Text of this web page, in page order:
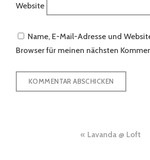
Website
Name, E-Mail-Adresse und
Browser für meinen nächsten
Beitragsnavigation
Lavanda @ Loft